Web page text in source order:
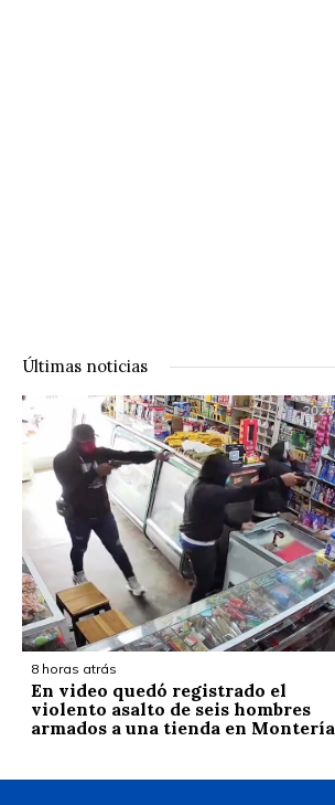
Últimas noticias
8 horas atrás
En video quedó registrado el
violento asalto de seis hombres
armados a una tienda en Montería